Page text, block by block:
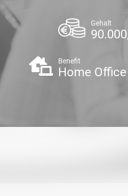
Gehalt
Benefit
Home Office